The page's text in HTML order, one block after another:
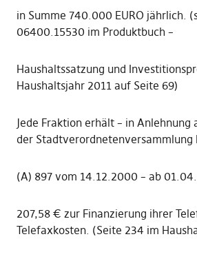
in Summe 740.000 EURO jährlich.
06400.15530 im Produktbuch –
Haushaltssatzung und
Haushaltsjahr 2011 auf Seite 69)
Jede Fraktion erhält – in Anlehnung
der Stadtverordnetenversammlung I
(A) 897 vom 14.12.2000 – ab
207,58 € zur Finanzierung ihrer
Telefaxkosten. (Seite 234 im